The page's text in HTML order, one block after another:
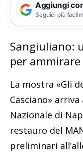
Aggiungi
Seguici più
Sangiuliano:
per
La mostra «Gli
Casciano»
Nazionale di
restauro del
preliminari